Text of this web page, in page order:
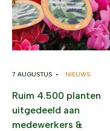
7 AUGUSTUS • NIEUWS
Ruim 4.500 planten
uitgedeeld aan
medewerkers &